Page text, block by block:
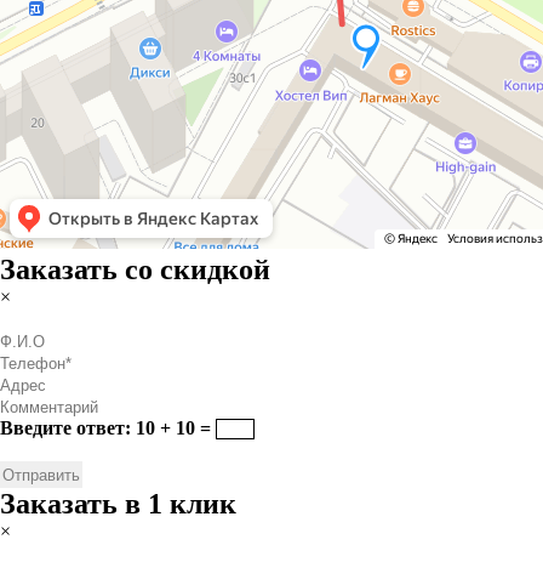
Заказать со скидкой
×
Введите ответ: 10 + 10 =
Заказать в 1 клик
×